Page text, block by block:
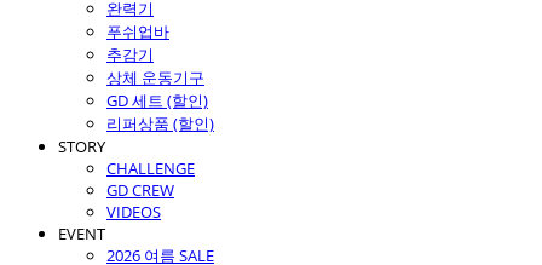
완력기
푸쉬업바
추감기
상체 운동기구
GD 세트 (할인)
리퍼상품 (할인)
STORY
CHALLENGE
GD CREW
VIDEOS
EVENT
2026 여름 SALE